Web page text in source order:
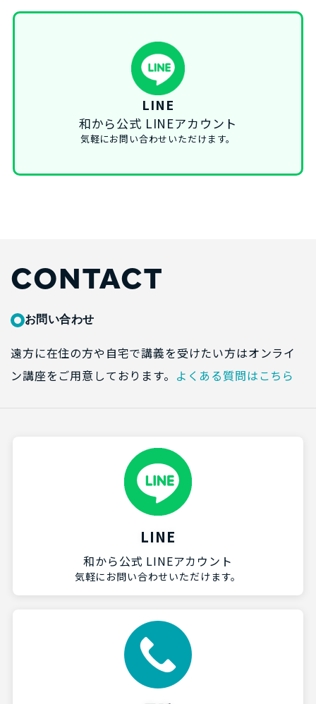
LINE
和から公式 LINEアカウント
気軽にお問い合わせいただけます。
CONTACT
お問い合わせ
遠方に在住の方や自宅で講義を受けたい方はオンライ
ン講座をご用意しております。 よくある質問はこちら
LINE
和から公式 LINEアカウント
気軽にお問い合わせいただけます。